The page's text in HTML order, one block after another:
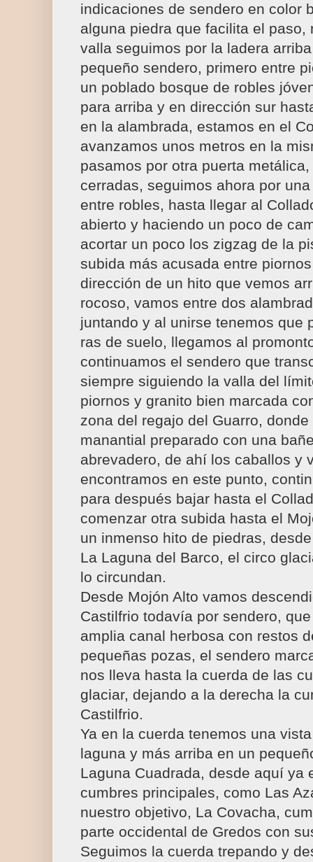
indicaciones de sendero en color
alguna piedra que facilita el paso,
valla seguimos por la ladera
pequeño sendero, primero entre
un poblado bosque de robles
para arriba y en dirección sur
en la alambrada, estamos en el
avanzamos unos metros en la
pasamos por otra puerta
cerradas, seguimos ahora por
entre robles, hasta llegar al
abierto y haciendo un poco de
acortar un poco los zigzag de la
subida más acusada entre
dirección de un hito que vemos
rocoso, vamos entre dos
juntando y al unirse tenemos que
ras de suelo, llegamos al
continuamos el sendero que
siempre siguiendo la valla del
piornos y granito bien marcada
zona del regajo del Guarro,
manantial preparado con una
abrevadero, de ahí los caballos y
encontramos en este punto,
para después bajar hasta el
comenzar otra subida hasta el
un inmenso hito de piedras,
La Laguna del Barco, el circo
lo circundan.
Desde Mojón Alto vamos
Castilfrio todavía por sendero,
amplia canal herbosa con restos
pequeñas pozas, el sendero
nos lleva hasta la cuerda de las
glaciar, dejando a la derecha la
Castilfrio.
Ya en la cuerda tenemos una
laguna y más arriba en un
Laguna Cuadrada, desde aquí ya
cumbres principales, como Las
nuestro objetivo, La Covacha,
parte occidental de Gredos con
Seguimos la cuerda trepando y